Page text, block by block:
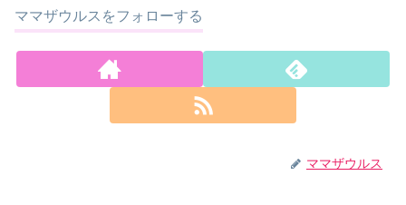
ママザウルスをフォローする
ママザウルス